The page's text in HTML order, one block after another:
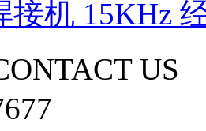
接机 15KHz
US